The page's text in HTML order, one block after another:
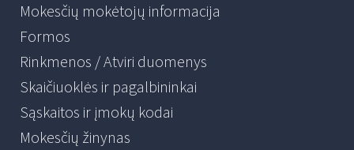
Mokesčių mokėtojų informacija
Formos
Rinkmenos / Atviri duomenys
Skaičiuoklės ir pagalbininkai
Sąskaitos ir įmokų kodai
Mokesčių žinynas